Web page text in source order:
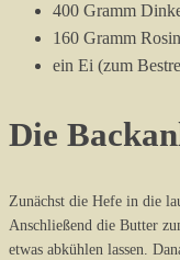
400 Gramm
160 Gramm
ein Ei (zum
Die
Zunächst die Hefe in die
Anschließend die Butter
etwas abkühlen lassen.